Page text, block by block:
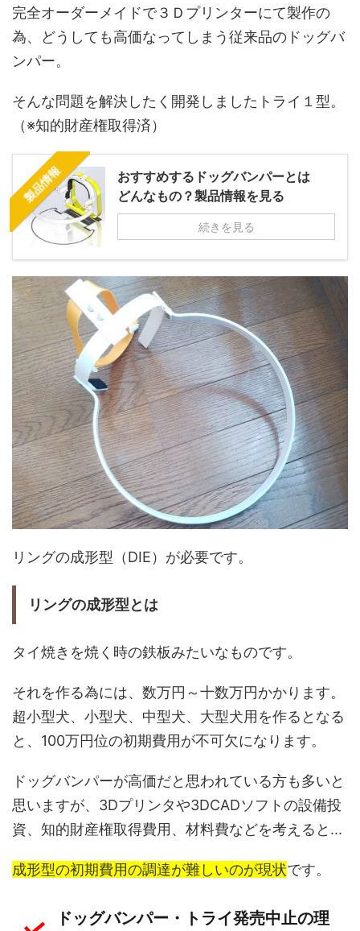
完全オーダーメイドで３Ｄプリンターにて製作の
為、どうしても高価なってしまう従来品のドッグバ
ンパー。
そんな問題を解決したく開発しましたトライ１型。
（※知的財産権取得済）
製品情報
おすすめするドッグバンパーとは
どんなもの？製品情報を見る
続きを見る
リングの成形型（DIE）が必要です。
リングの成形型とは
タイ焼きを焼く時の鉄板みたいなものです。
それを作る為には、数万円～十数万円かかります。
超小型犬、小型犬、中型犬、大型犬用を作るとなる
と、100万円位の初期費用が不可欠になります。
ドッグバンパーが高価だと思われている方も多いと
思いますが、3Dプリンタや3DCADソフトの設備投
資、知的財産権取得費用、材料費などを考えると...
成形型の初期費用の調達が難しいのが現状です。
ドッグバンパー・トライ発売中止の理